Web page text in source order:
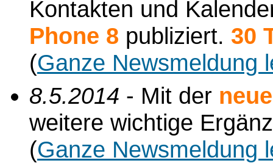
Kontakten und
Phone 8 publiziert. 30
(Ganze Newsmeldung
8.5.2014 - Mit der
weitere wichtige
(Ganze Newsmeldung